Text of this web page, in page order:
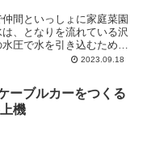
間といっしょに家庭菜園
、となりを流れている沢
圧で水を引き込むために
ず、そのため50...2023.09.18
ーブルカーをつくる
機